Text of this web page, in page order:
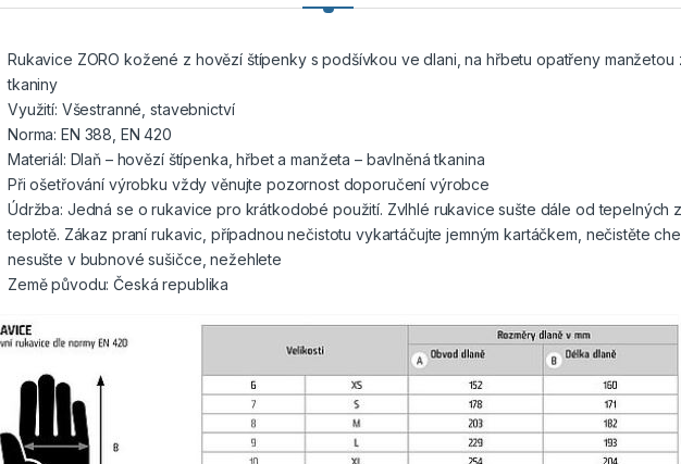
Rukavice ZORO kožené z hovězí štípenky s podšívkou ve dlani, na hřbetu opatřeny manžetou
tkaniny
Využití: Všestranné, stavebnictví
Norma: EN 388, EN 420
Materiál: Dlaň – hovězí štípenka, hřbet a manžeta – bavlněná tkanina
Při ošetřování výrobku vždy věnujte pozornost doporučení výrobce
Údržba: Jedná se o rukavice pro krátkodobé použití. Zvlhlé rukavice sušte dále od tepelných
teplotě. Zákaz praní rukavic, případnou nečistotu vykartáčujte jemným kartáčkem, nečistěte
nesušte v bubnové sušičce, nežehlete
Země původu: Česká republika